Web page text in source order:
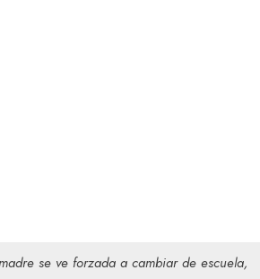
se ve forzada a cambiar de escuela,